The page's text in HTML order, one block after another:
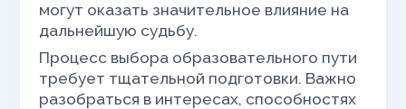
могут оказать значительное влияние на
дальнейшую судьбу.
Процесс выбора образовательного пути
требует тщательной подготовки. Важно
разобраться в интересах, способностях